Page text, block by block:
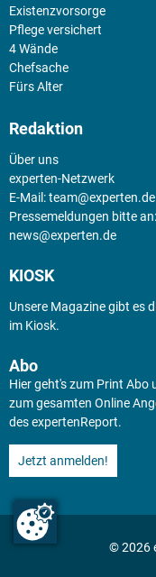
Existenz­vorsorge
Pflege versichert
4 Wände
Chefsache
Fürs Alter
Redaktion
Über uns
experten-Netzwerk
E-Mail:team@experten.de
Pressemeldungen bitte an:
news@experten.de
KIOSK
Unsere Magazine gibt es
im Kiosk.
Abo
Hier geht's zum Print Abo
zum gesamten Online
des expertenReport.
Jetzt anmelden!
© 2026